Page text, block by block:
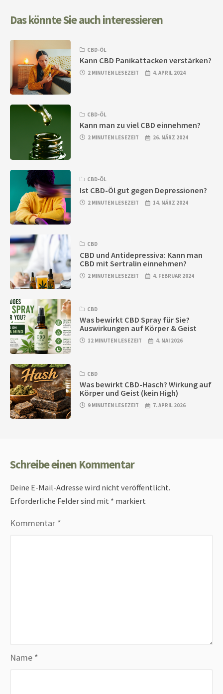
Das könnte Sie auch interessieren
CBD-ÖL
Kann CBD Panikattacken verstärken?
2 MINUTEN LESEZEIT 4. APRIL 2024
CBD-ÖL
Kann man zu viel CBD einnehmen?
2 MINUTEN LESEZEIT 26. MÄRZ 2024
CBD-ÖL
Ist CBD-Öl gut gegen Depressionen?
2 MINUTEN LESEZEIT 14. MÄRZ 2024
CBD
CBD und Antidepressiva: Kann man
CBD mit Sertralin einnehmen?
2 MINUTEN LESEZEIT 4. FEBRUAR 2024
CBD
Was bewirkt CBD Spray für Sie?
Auswirkungen auf Körper & Geist
12 MINUTEN LESEZEIT 4. MAI 2026
CBD
Was bewirkt CBD-Hasch? Wirkung auf
Körper und Geist (kein High)
9 MINUTEN LESEZEIT 7. APRIL 2026
Schreibe einen Kommentar
Deine E-Mail-Adresse wird nicht veröffentlicht.
Erforderliche Felder sind mit * markiert
Kommentar *
Name *